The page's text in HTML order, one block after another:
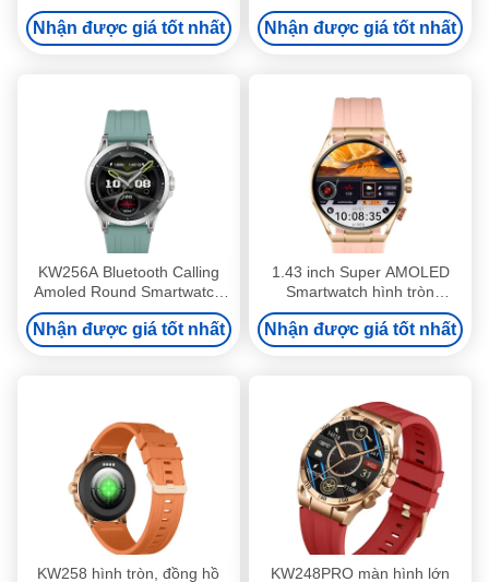
Amoled với bộ lưu trữ âm
nhạc địa phương
Nhận được giá tốt nhất
AMOLED Screen Smart
Watch 2,01 Inch
Nhận được giá tốt nhất
KW256A Bluetooth Calling
Amoled Round Smartwatch
Với Cài lưu trữ âm nhạc
Nhận được giá tốt nhất
1.43 inch Super AMOLED
Smartwatch hình tròn
Smartwatch với cuộc gọi
Nhận được giá tốt nhất
KW258 hình tròn, đồng hồ
KW248PRO màn hình lớn